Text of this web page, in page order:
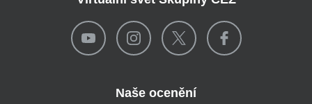
Naše ocenění